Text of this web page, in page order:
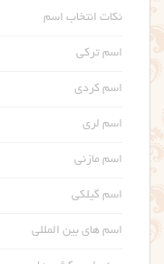
نکات انتخاب اسم
اسم ترکی
اسم کردی
اسم لری
اسم مازنی
اسم گیلکی
اسم های بین المللی